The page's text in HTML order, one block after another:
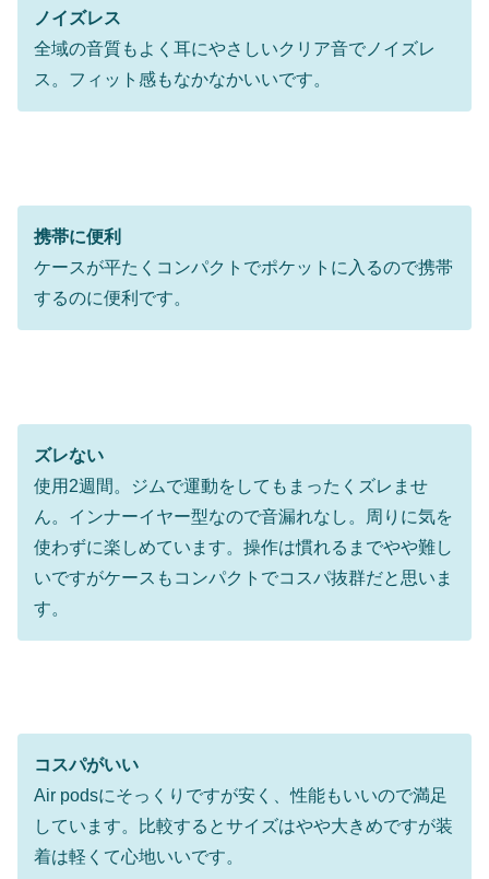
ノイズレス
全域の音質もよく耳にやさしいクリア音でノイズレ
ス。フィット感もなかなかいいです。
携帯に便利
ケースが平たくコンパクトでポケットに入るので携帯
するのに便利です。
ズレない
使用2週間。ジムで運動をしてもまったくズレませ
ん。インナーイヤー型なので音漏れなし。周りに気を
使わずに楽しめています。操作は慣れるまでやや難し
いですがケースもコンパクトでコスパ抜群だと思いま
す。
コスパがいい
Air podsにそっくりですが安く、性能もいいので満足
しています。比較するとサイズはやや大きめですが装
着は軽くて心地いいです。